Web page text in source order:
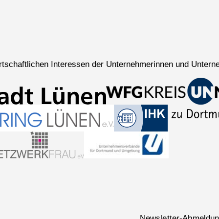
Interessen der Unternehmerinnen und